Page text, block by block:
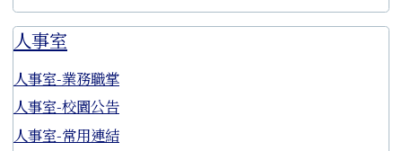
人事室
人事室-業務職掌
人事室-校園公告
人事室-常用連結